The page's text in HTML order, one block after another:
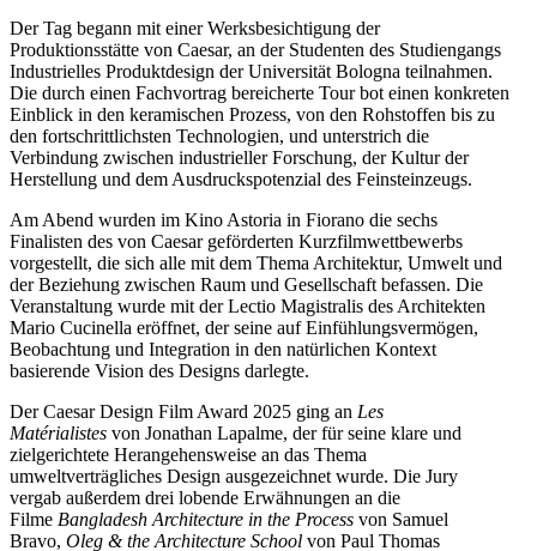
Der Tag begann mit einer Werksbesichtigung der
Produktionsstätte von Caesar, an der Studenten des Studiengangs
Industrielles Produktdesign der Universität Bologna teilnahmen.
Die durch einen Fachvortrag bereicherte Tour bot einen konkreten
Einblick in den keramischen Prozess, von den Rohstoffen bis zu
den fortschrittlichsten Technologien, und unterstrich die
Verbindung zwischen industrieller Forschung, der Kultur der
Herstellung und dem Ausdruckspotenzial des Feinsteinzeugs.
Am Abend wurden im Kino Astoria in Fiorano die sechs
Finalisten des von Caesar geförderten Kurzfilmwettbewerbs
vorgestellt, die sich alle mit dem Thema Architektur, Umwelt und
der Beziehung zwischen Raum und Gesellschaft befassen. Die
Veranstaltung wurde mit der Lectio Magistralis des Architekten
Mario Cucinella eröffnet, der seine auf Einfühlungsvermögen,
Beobachtung und Integration in den natürlichen Kontext
basierende Vision des Designs darlegte.
Der Caesar Design Film Award 2025 ging an Les
Matérialistes von Jonathan Lapalme, der für seine klare und
zielgerichtete Herangehensweise an das Thema
umweltverträgliches Design ausgezeichnet wurde. Die Jury
vergab außerdem drei lobende Erwähnungen an die
Filme Bangladesh Architecture in the Process von Samuel
Bravo, Oleg & the Architecture School von Paul Thomas